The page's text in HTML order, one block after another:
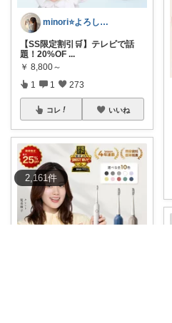
2,161件
minori⭐️よろしくお願いします💕
【SS限定割引🛒】テレビで話
題！20%OF ...
￥ 8,800～
1 1 273
コレ いいね